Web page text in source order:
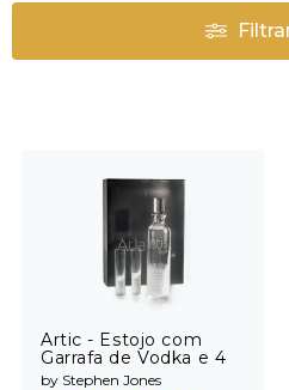
Artic - Estojo com
Garrafa de Vodka e 4
Shots
by Stephen Jones